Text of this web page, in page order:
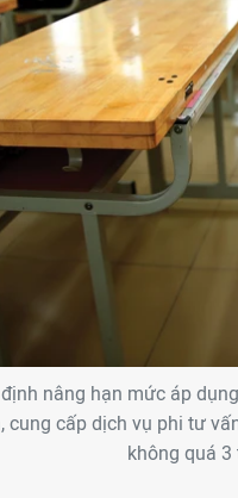
nâng hạn mức áp
cung cấp dịch vụ phi tư
không quá 3